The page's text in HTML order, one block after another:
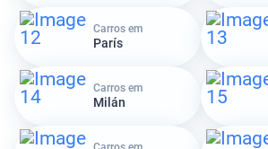
Carros em
París
Carros em
Milán